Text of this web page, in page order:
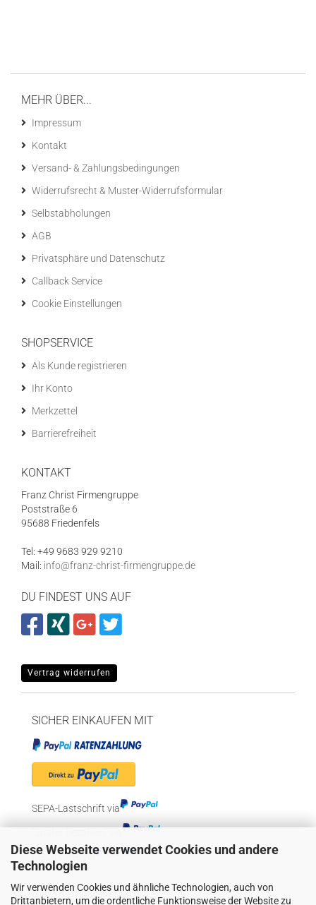
Diese Webseite verwendet Cookies und andere
Technologien
Wir verwenden Cookies und ähnliche Technologien, auch von
Drittanbietern, um die ordentliche Funktionsweise der Website zu
MEHR ÜBER...
Impressum
Kontakt
Versand- & Zahlungsbedingungen
Widerrufsrecht & Muster-Widerrufsformular
Selbstabholungen
AGB
Privatsphäre und Datenschutz
Callback Service
Cookie Einstellungen
SHOPSERVICE
Als Kunde registrieren
Ihr Konto
Merkzettel
Barrierefreiheit
KONTAKT
Franz Christ Firmengruppe
Poststraße 6
95688 Friedenfels
Tel: +49 9683 929 9210
Mail: info@franz-christ-firmengruppe.de
DU FINDEST UNS AUF
Vertrag widerrufen
SICHER EINKAUFEN MIT
SEPA-Lastschrift via
Kreditkarte via
WIR VERSENDEN MIT